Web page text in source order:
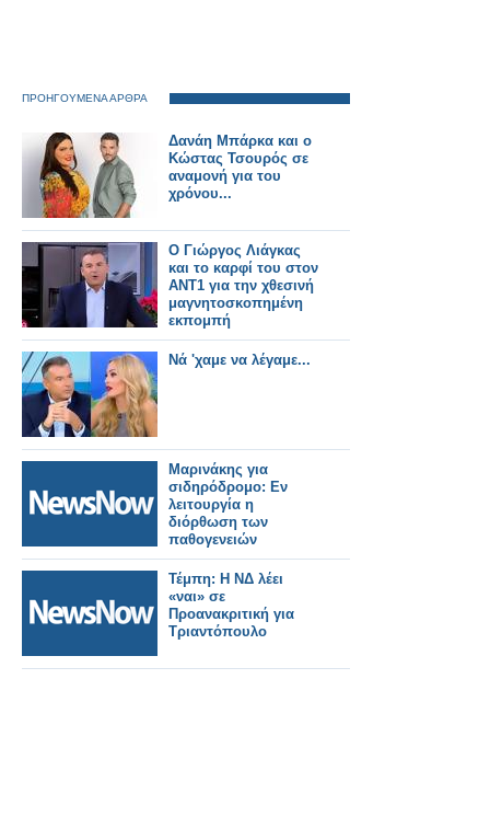
ΠΡΟΗΓΟΥΜΕΝΑ ΑΡΘΡΑ
Δανάη Μπάρκα και ο
Κώστας Τσουρός σε
αναμονή για του
χρόνου...
Ο Γιώργος Λιάγκας
και το καρφί του στον
ΑΝΤ1 για την χθεσινή
μαγνητοσκοπημένη
εκπομπή
Νά 'χαμε να λέγαμε...
Μαρινάκης για
σιδηρόδρομο: Εν
λειτουργία η
διόρθωση των
παθογενειών
Τέμπη: Η ΝΔ λέει
«ναι» σε
Προανακριτική για
Τριαντόπουλο